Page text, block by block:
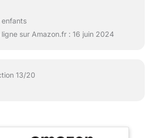
sur Amazon.fr : 16 juin 2024
13/20